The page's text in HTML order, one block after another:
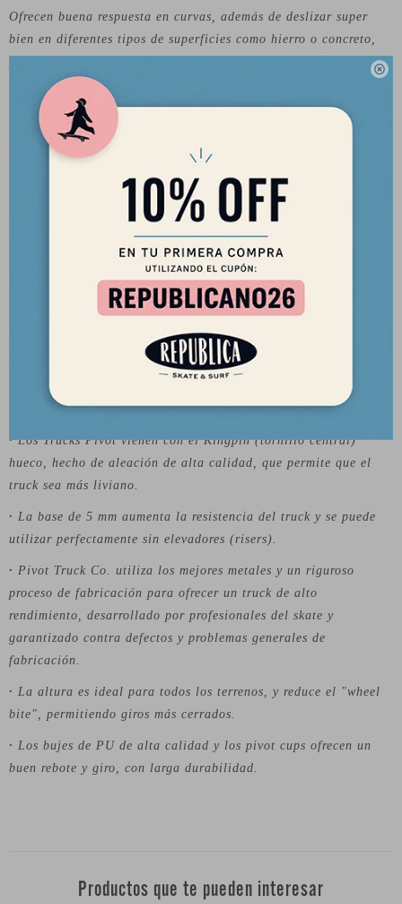

Ofrecen buena respuesta en curvas, además de deslizar super
bien en diferentes tipos de superficies como hierro o concreto,
Revisá la guía de abajo para saber que trucks comprar para tu
es una marca de origen Australiana, que
logra un excelente balance de calidad y precio en sus productos.
Los trucks PIVOT están diseñados para ser usados por los
skaters más exigentes.
·Los Trucks Pivot vienen con el Kingpin (tornillo central)
hueco, hecho de aleación de alta calidad, que permite que el
truck sea más liviano.
· La base de 5 mm aumenta la resistencia del truck y se puede
utilizar perfectamente sin elevadores (risers).
· Pivot Truck Co. utiliza los mejores metales y un riguroso
proceso de fabricación para ofrecer un truck de alto
rendimiento, desarrollado por profesionales del skate y
garantizado contra defectos y problemas generales de
fabricación.
· La altura es ideal para todos los terrenos, y reduce el "wheel
bite", permitiendo giros más cerrados.
· Los bujes de PU de alta calidad y los pivot cups ofrecen un
buen rebote y giro, con larga durabilidad.
Productos que te pueden interesar